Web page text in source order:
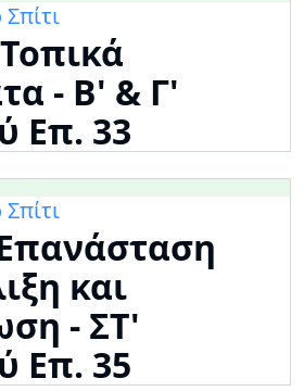
- Β' & Γ'
Επ. 33
και
- ΣΤ'
Επ. 35